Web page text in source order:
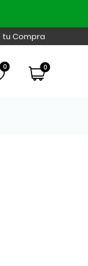
tu Compra
0 0